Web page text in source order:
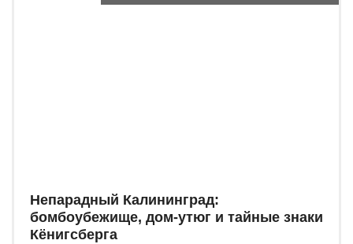
Непарадный Калининград:
бомбоубежище, дом-утюг и тайные знаки
Кёнигсберга